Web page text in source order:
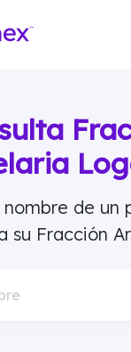
de un
su Fracción